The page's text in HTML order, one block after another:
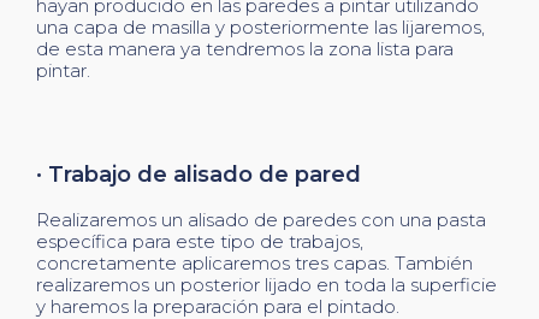
hayan producido en las paredes a pintar utilizando
una capa de masilla y posteriormente las lijaremos,
de esta manera ya tendremos la zona lista para
pintar.
· Trabajo de alisado de pared
Realizaremos un alisado de paredes con una pasta
específica para este tipo de trabajos,
concretamente aplicaremos tres capas. También
realizaremos un posterior lijado en toda la superficie
y haremos la preparación para el pintado.